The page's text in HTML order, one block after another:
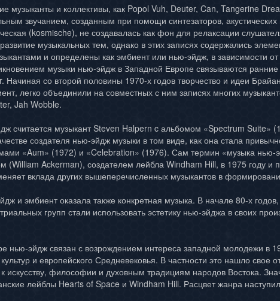
музыканты и коллективы, как Popol Vuh, Deuter, Can, Tangerine
звучанием, созданным при помощи синтезаторов,
(kosmische), не создавалась как фон для релаксации
музыкальных тем, однако в этих записях содержались
и определены как эмбиент или нью-эйдж, в зависимости от
музыки нью-эйдж в Западной Европе связываются
со второй половины 1970-х годов творчество и идеи
легко объединили на совместных с ним записях многих
Jah Wobble.
считается музыкант Steven Halpern c альбомом «Spectrum Suite»
создателя нью-эйдж музыки в том виде, как она стала
«Aum» (1972) и «Celebration» (1976). Сам термин «музыка нью-
(William Ackerman), создателем лейбла Windham Hill, в 1975 году и
вклада других вышеперечисленных музыкантов в
и эмбиент оказала также конкретная музыка. В начале 80-х годов,
групп стали использовать эстетику нью-эйджа в своих
нью-эйдж связан с возрождением интереса западной молодежи в
и европейского Средневековья. В частности это нашло свое
к искусству, философии и духовным традициям народов Востока.
лейблы Hearts of Space и Windham Hill. Расцвет жанра